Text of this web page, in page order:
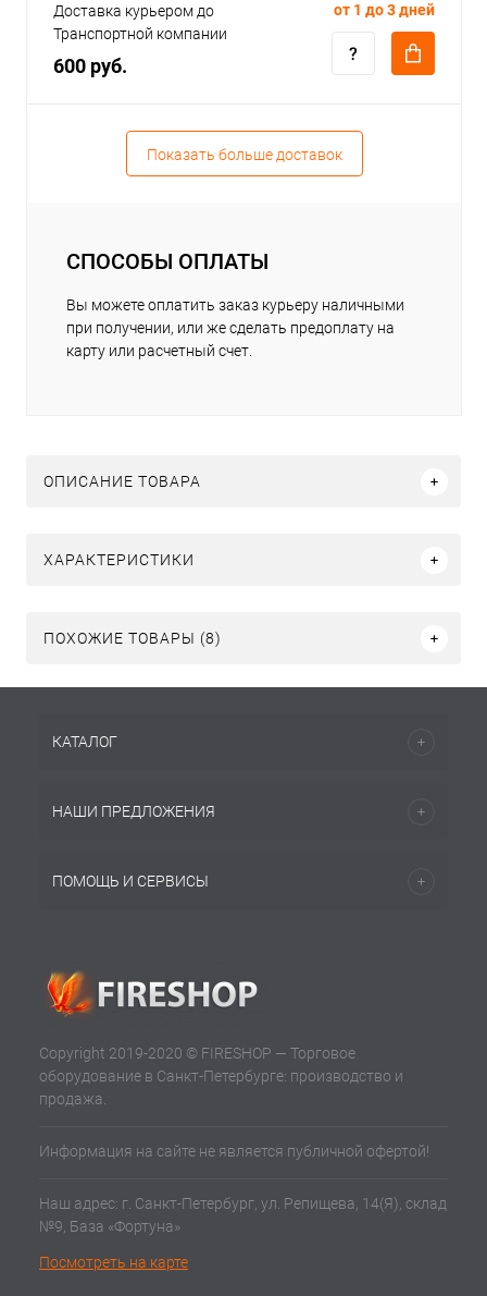
Доставка курьером до
Транспортной компании
600 руб.
от 1 до 3 дней
Показать больше доставок
СПОСОБЫ ОПЛАТЫ
Вы можете оплатить заказ курьеру наличными
при получении, или же сделать предоплату на
карту или расчетный счет.
ОПИСАНИЕ ТОВАРА
ХАРАКТЕРИСТИКИ
ПОХОЖИЕ ТОВАРЫ (8)
КАТАЛОГ
НАШИ ПРЕДЛОЖЕНИЯ
ПОМОЩЬ И СЕРВИСЫ
Copyright 2019-2020 © FIRESHOP — Торговое
оборудование в Санкт-Петербурге: производство и
продажа.
Информация на сайте не является публичной офертой!
Наш адрес: г. Санкт-Петербург, ул. Репищева, 14(Я), склад
№9, База «Фортуна»
Посмотреть на карте